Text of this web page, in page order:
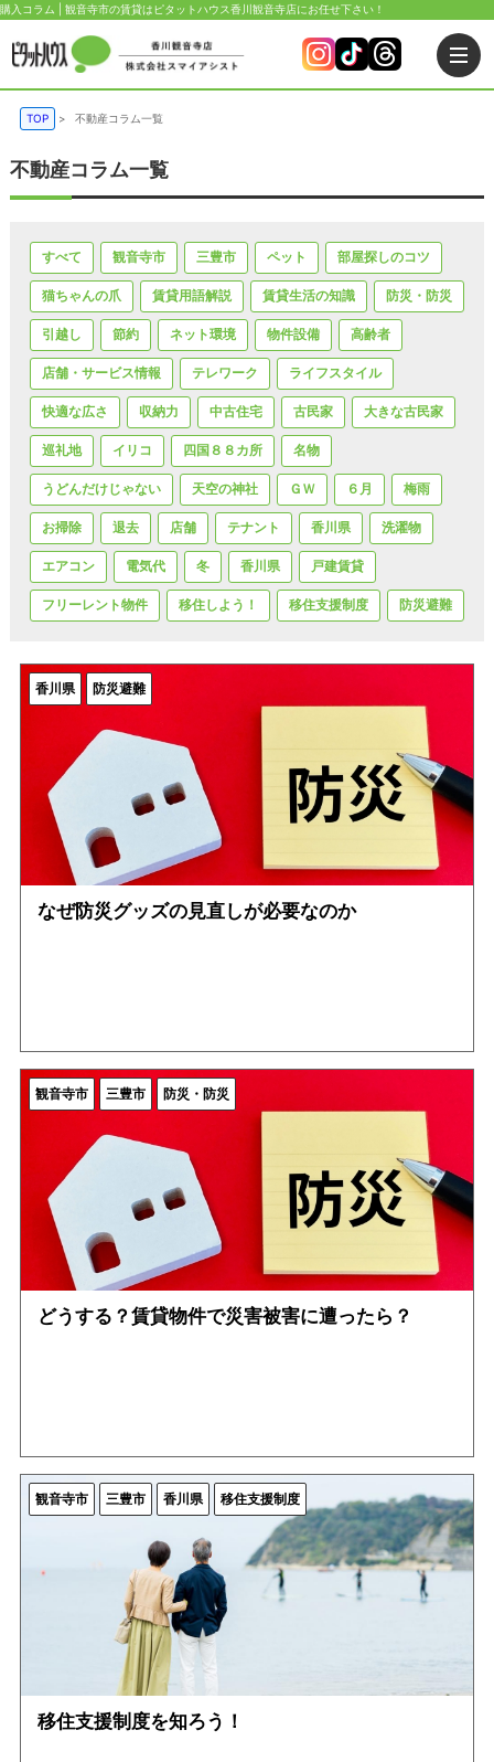
購入コラム | 観音寺市の賃貸はピタットハウス香川観音寺店にお任せ下さい！
TOP > 不動産コラム一覧
不動産コラム一覧
すべて 観音寺市 三豊市 ペット 部屋探しのコツ
猫ちゃんの爪 賃貸用語解説 賃貸生活の知識 防災・防災
引越し 節約 ネット環境 物件設備 高齢者
店舗・サービス情報 テレワーク ライフスタイル
快適な広さ 収納力 中古住宅 古民家 大きな古民家
巡礼地 イリコ 四国８８カ所 名物
うどんだけじゃない 天空の神社 ＧＷ ６月 梅雨
お掃除 退去 店舗 テナント 香川県 洗濯物
エアコン 電気代 冬 香川県 戸建賃貸
フリーレント物件 移住しよう！ 移住支援制度 防災避難
香川県 防災避難
なぜ防災グッズの見直しが必要なのか
観音寺市 三豊市 防災・防災
どうする？賃貸物件で災害被害に遭ったら？
観音寺市 三豊市 香川県 移住支援制度
移住支援制度を知ろう！